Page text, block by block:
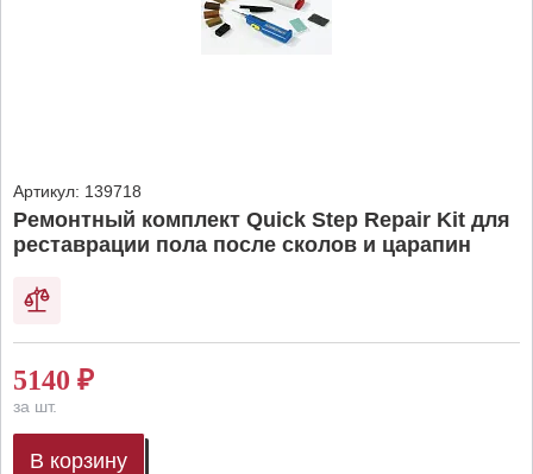
Артикул: 139718
Ремонтный комплект Quick Step Repair Kit для
реставрации пола после сколов и царапин
5140 ₽
за шт.
В корзину